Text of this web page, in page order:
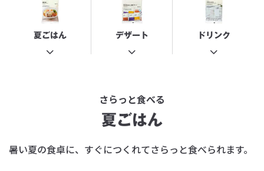
夏ごはん デザート ドリンク
さらっと食べる
夏ごはん
暑い夏の食卓に、すぐにつくれてさらっと食べられます。